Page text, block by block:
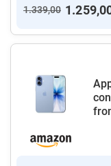
1.339,00